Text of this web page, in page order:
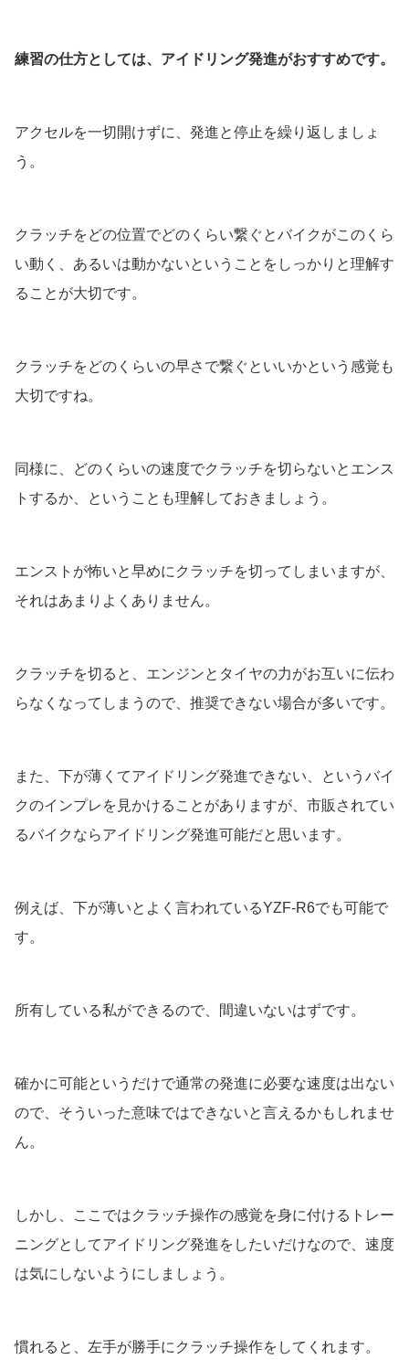
練習の仕方としては、アイドリング発進がおすすめです。
アクセルを一切開けずに、発進と停止を繰り返しましょ
う。
クラッチをどの位置でどのくらい繋ぐとバイクがこのくら
い動く、あるいは動かないということをしっかりと理解す
ることが大切です。
クラッチをどのくらいの早さで繋ぐといいかという感覚も
大切ですね。
同様に、どのくらいの速度でクラッチを切らないとエンス
トするか、ということも理解しておきましょう。
エンストが怖いと早めにクラッチを切ってしまいますが、
それはあまりよくありません。
クラッチを切ると、エンジンとタイヤの力がお互いに伝わ
らなくなってしまうので、推奨できない場合が多いです。
また、下が薄くてアイドリング発進できない、というバイ
クのインプレを見かけることがありますが、市販されてい
るバイクならアイドリング発進可能だと思います。
例えば、下が薄いとよく言われているYZF-R6でも可能で
す。
所有している私ができるので、間違いないはずです。
確かに可能というだけで通常の発進に必要な速度は出ない
ので、そういった意味ではできないと言えるかもしれませ
ん。
しかし、ここではクラッチ操作の感覚を身に付けるトレー
ニングとしてアイドリング発進をしたいだけなので、速度
は気にしないようにしましょう。
慣れると、左手が勝手にクラッチ操作をしてくれます。